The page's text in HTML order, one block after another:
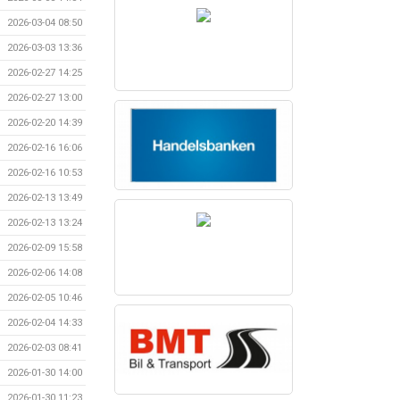
2026-03-04 08:50
2026-03-03 13:36
2026-02-27 14:25
2026-02-27 13:00
2026-02-20 14:39
2026-02-16 16:06
2026-02-16 10:53
2026-02-13 13:49
2026-02-13 13:24
2026-02-09 15:58
2026-02-06 14:08
2026-02-05 10:46
2026-02-04 14:33
2026-02-03 08:41
2026-01-30 14:00